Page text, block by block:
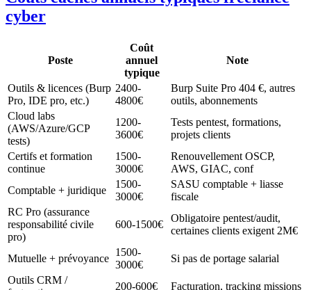
cyber
Poste
Coût
annuel
typique
Note
Outils & licences (Burp
Pro, IDE pro, etc.)
2400-
4800€
Burp Suite Pro 404 €, autres
outils, abonnements
Cloud labs
(AWS/Azure/GCP
tests)
1200-
3600€
Tests pentest, formations,
projets clients
Certifs et formation
continue
1500-
3000€
Renouvellement OSCP,
AWS, GIAC, conf
Comptable + juridique
1500-
3000€
SASU comptable + liasse
fiscale
RC Pro (assurance
responsabilité civile
pro)
600-1500€
Obligatoire pentest/audit,
certaines clients exigent 2M€
Mutuelle + prévoyance
1500-
3000€
Si pas de portage salarial
Outils CRM /
200-600€ Facturation, tracking missions